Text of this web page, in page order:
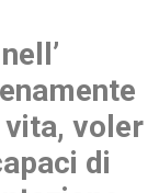
voler
di